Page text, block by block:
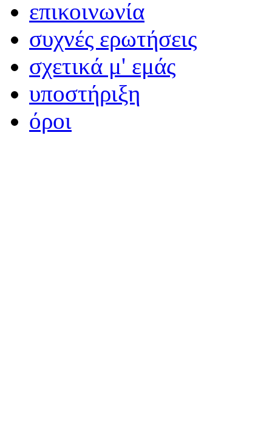
επικοινωνία
συχνές ερωτήσεις
σχετικά μ' εμάς
υποστήριξη
όροι